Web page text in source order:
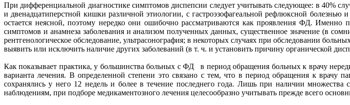
При дифференциальной диагностике симптомов диспепсии следует учитывать следующее: в 40%
и двенадцатиперстной кишки различной этиологии, с гастроэзофагеальной рефлюксной
остается неясной, поэтому нередко они ошибочно рассматриваются как проявления ФД.
симптомов и анамнеза заболевания и анализом полученных данных, существенное значение (в
рентгенологическое обследование, ультрасонография; в некоторых случаях при обследовании
выявить или исключить наличие других заболеваний (в т. ч. и установить причину органической
Как показывает практика, у большинства больных с ФД в период обращения больных к врачу
варианта лечения. В определенной степени это связано с тем, что в период обращения к врачу
сохранялись у него 12 недель и более в течение последнего года. Лишь при наличии
наблюдениям, при подборе медикаментозного лечения целесообразно учитывать прежде всего